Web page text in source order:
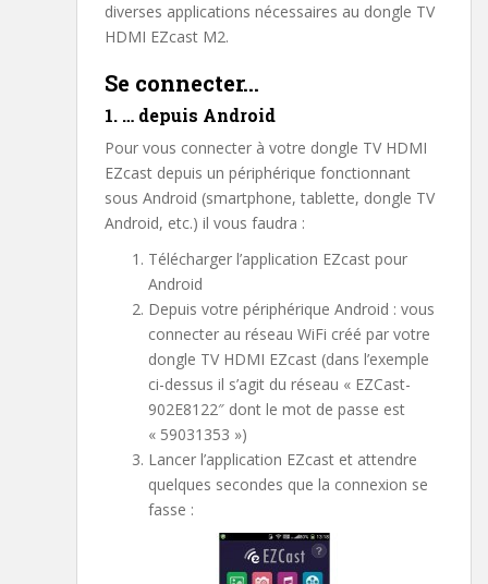
diverses applications nécessaires au dongle TV
HDMI EZcast M2.
Se connecter…
1. … depuis Android
Pour vous connecter à votre dongle TV HDMI
EZcast depuis un périphérique fonctionnant
sous Android (smartphone, tablette, dongle TV
Android, etc.) il vous faudra :
Télécharger l’application EZcast pour
Android
Depuis votre périphérique Android : vous
connecter au réseau WiFi créé par votre
dongle TV HDMI EZcast (dans l’exemple
ci-dessus il s’agit du réseau « EZCast-
902E8122″ dont le mot de passe est
« 59031353 »)
Lancer l’application EZcast et attendre
quelques secondes que la connexion se
fasse :